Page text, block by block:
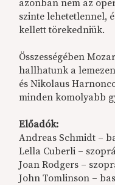
azonban nem az
szinte lehetetlennel,
kellett törekedniük.
Összességében
hallhatunk a
és Nikolaus
minden komolyabb
Előadók:
Andreas Schmidt –
Lella Cuberli –
Joan Rodgers –
John Tomlinson –